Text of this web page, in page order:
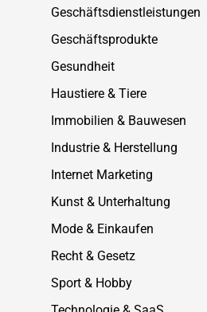
Geschäftsdienstleistungen
Geschäftsprodukte
Gesundheit
Haustiere & Tiere
Immobilien & Bauwesen
Industrie & Herstellung
Internet Marketing
Kunst & Unterhaltung
Mode & Einkaufen
Recht & Gesetz
Sport & Hobby